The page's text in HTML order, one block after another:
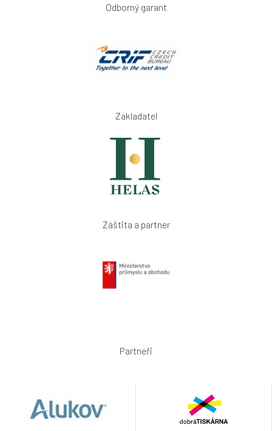
Odborný garant
Zakladatel
Záštita a partner
Partneři